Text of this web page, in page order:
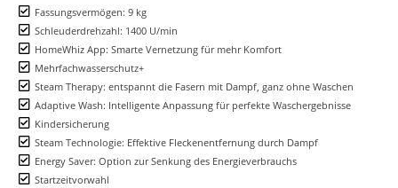
Fassungsvermögen: 9 kg
Schleuderdrehzahl: 1400 U/min
HomeWhiz App: Smarte Vernetzung für mehr Komfort
Mehrfachwasserschutz+
Steam Therapy: entspannt die Fasern mit Dampf, ganz ohne Waschen
Adaptive Wash: Intelligente Anpassung für perfekte Waschergebnisse
Kindersicherung
Steam Technologie: Effektive Fleckenentfernung durch Dampf
Energy Saver: Option zur Senkung des Energieverbrauchs
Startzeitvorwahl